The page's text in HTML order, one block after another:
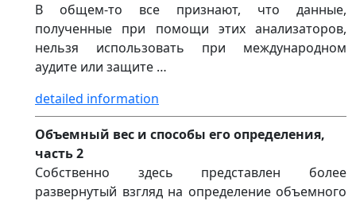
В общем-то все признают, что данные,
полученные при помощи этих анализаторов,
нельзя использовать при международном
аудите или защите …
detailed information
Объемный вес и способы его определения,
часть 2
Собственно здесь представлен более
развернутый взгляд на определение объемного